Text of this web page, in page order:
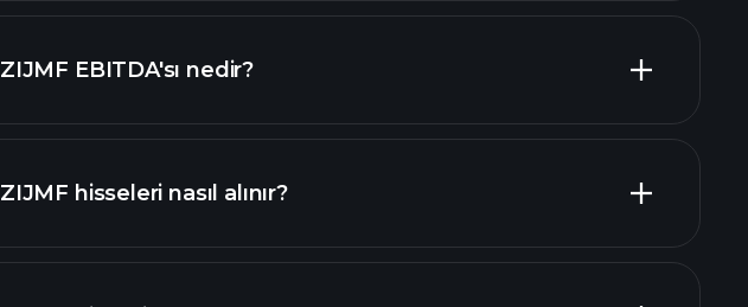
en büyük işverenler
ZIJMF EBITDA'sı nedir?
mali raporlar
ZIJMF hisseleri nasıl alınır?